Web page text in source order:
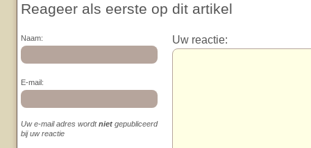
Reageer als eerste op dit artikel
Naam:
E-mail:
Uw e-mail adres wordtniet gepubliceerd
bij uw reactie
Uw reactie: